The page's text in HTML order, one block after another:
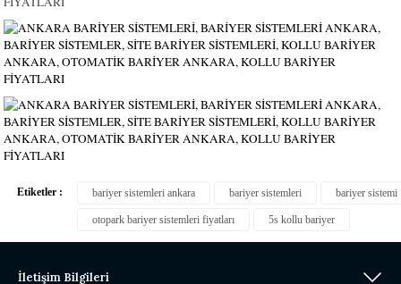
Etiketler : bariyer sistemleri ankara bariyer sistemleri bariyer sistemi
otopark bariyer sistemleri fiyatları 5s kollu bariyer
İletişim Bilgileri